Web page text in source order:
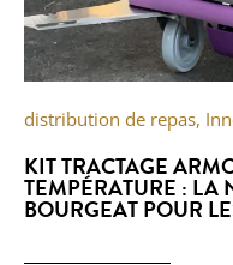
distribution de repas,
KIT TRACTAGE
TEMPÉRATURE : LA
BOURGEAT POUR